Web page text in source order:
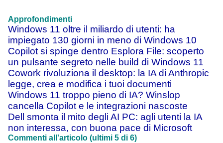
Approfondimenti
Windows 11 oltre il miliardo di utenti: ha
impiegato 130 giorni in meno di Windows 10
Copilot si spinge dentro Esplora File: scoperto
un pulsante segreto nelle build di Windows 11
Cowork rivoluziona il desktop: la IA di Anthropic
legge, crea e modifica i tuoi documenti
Windows 11 troppo pieno di IA? Winslop
cancella Copilot e le integrazioni nascoste
Dell smonta il mito degli AI PC: agli utenti la IA
non interessa, con buona pace di Microsoft
Commenti all'articolo (ultimi 5 di 6)